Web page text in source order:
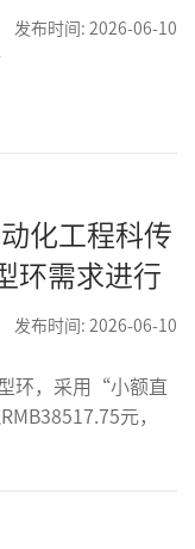
发布时间: 2026-06-10
化工程科传
环需求进行
发布时间: 2026-06-10
环，采用“小额直
元，